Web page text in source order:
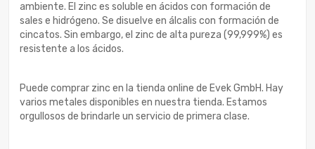
ambiente. El zinc es soluble en ácidos con formación de
sales e hidrógeno. Se disuelve en álcalis con formación de
cincatos. Sin embargo, el zinc de alta pureza (99,999%) es
resistente a los ácidos.
Puede comprar zinc en la tienda online de Evek GmbH. Hay
varios metales disponibles en nuestra tienda. Estamos
orgullosos de brindarle un servicio de primera clase.